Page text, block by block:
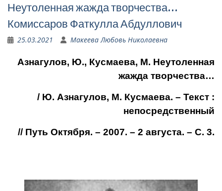
Неутоленная жажда творчества…
Комиссаров Фаткулла Абдуллович
25.03.2021 Макеева Любовь Николаевна
Азнагулов, Ю., Кусмаева, М. Неутоленная
жажда творчества…
/ Ю. Азнагулов, М. Кусмаева. – Текст :
непосредственный
// Путь Октября. – 2007. – 2 августа. – С. 3.